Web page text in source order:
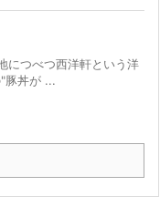
につべつ西洋軒という洋
豚丼が ...